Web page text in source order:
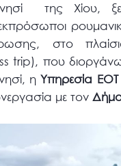
της Χίου,
στο
trip), που
ηΥπηρεσία ΕΟΤ
με τον